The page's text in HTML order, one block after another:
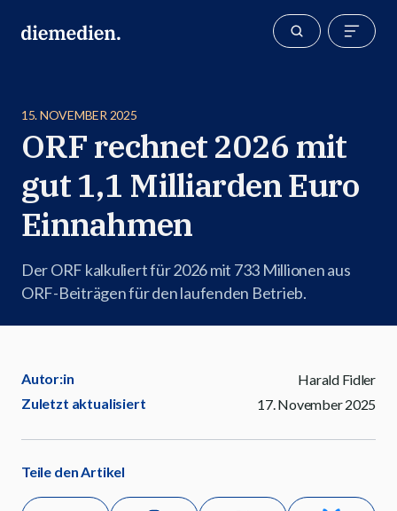
15. NOVEMBER 2025
ORF rechnet 2026 mit
gut 1,1 Milliarden Euro
Einnahmen
Der ORF kalkuliert für 2026 mit 733 Millionen aus
ORF-Beiträgen für den laufenden Betrieb.
Autor:in
Harald Fidler
Zuletzt aktualisiert
17. November 2025
Teile den Artikel